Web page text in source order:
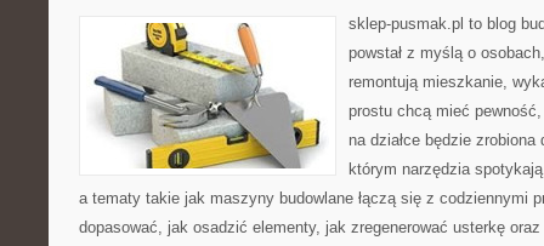
sklep-pusmak.pl to blog
powstał z myślą o
remontują mieszkanie,
prostu chcą mieć
na działce będzie zrobiona
którym narzędzia
a tematy takie jak maszyny budowlane łączą się z codziennymi
dopasować, jak osadzić elementy, jak zregenerować usterkę oraz